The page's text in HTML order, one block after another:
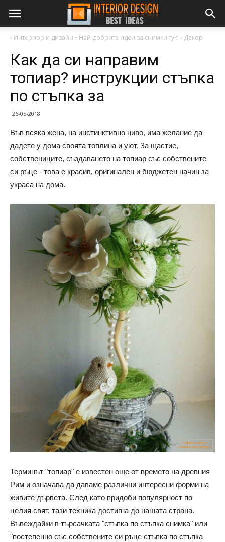
› Интериор и дизайн • Най-добрите идеи за снимки тук! › Декор
Как да си направим
топиар? инструкции стъпка
по стъпка за
26-05-2018
Във всяка жена, на инстинктивно ниво, има желание да
дадете у дома своята топлина и уют. За щастие,
собствениците, създаването на топиар със собствените
си ръце - това е красив, оригинален и бюджетен начин за
украса на дома.
Терминът "топиар" е известен още от времето на древния
Рим и означава да даваме различни интересни форми на
живите дървета. След като придоби популярност по
целия свят, тази техника достигна до нашата страна.
Въвеждайки в търсачката "стъпка по стъпка снимка" или
"постепенно със собствените си ръце стъпка по стъпка